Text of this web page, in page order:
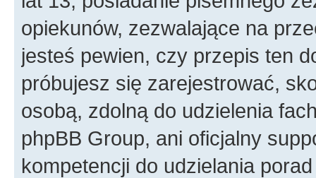
opiekunów, zezwalające na
jesteś pewien, czy przepis ten
próbujesz się zarejestrować,
osobą, zdolną do udzielenia
phpBB Group, ani oficjalny
kompetencji do udzielania